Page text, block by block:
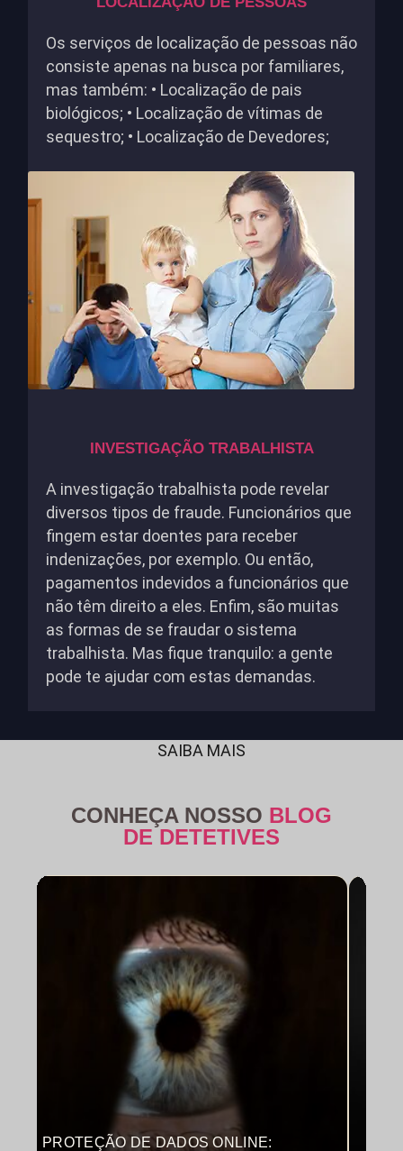
Os serviços de localização de pessoas não
consiste apenas na busca por familiares,
mas também: • Localização de pais
biológicos; • Localização de vítimas de
sequestro; • Localização de Devedores;
INVESTIGAÇÃO TRABALHISTA
A investigação trabalhista pode revelar
diversos tipos de fraude. Funcionários que
fingem estar doentes para receber
indenizações, por exemplo. Ou então,
pagamentos indevidos a funcionários que
não têm direito a eles. Enfim, são muitas
as formas de se fraudar o sistema
trabalhista. Mas fique tranquilo: a gente
pode te ajudar com estas demandas.
SAIBA MAIS
CONHEÇA NOSSO BLOG
DE DETETIVES
PROTEÇÃO DE DADOS ONLINE: